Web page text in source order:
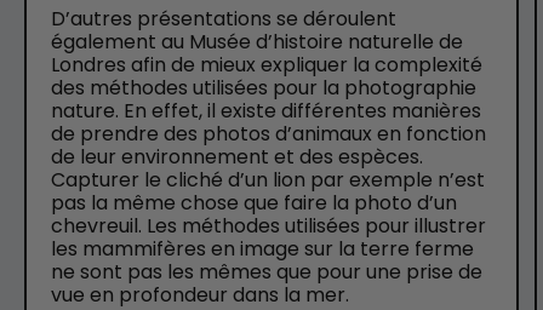
D’autres présentations se déroulent
également au Musée d’histoire naturelle de
Londres afin de mieux expliquer la complexité
des méthodes utilisées pour la photographie
nature. En effet, il existe différentes manières
de prendre des photos d’animaux en fonction
de leur environnement et des espèces.
Capturer le cliché d’un lion par exemple n’est
pas la même chose que faire la photo d’un
chevreuil. Les méthodes utilisées pour illustrer
les mammifères en image sur la terre ferme
ne sont pas les mêmes que pour une prise de
vue en profondeur dans la mer.